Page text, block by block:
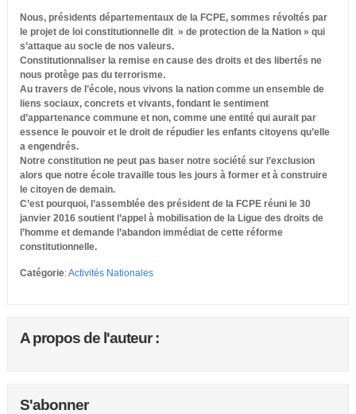
Nous, présidents départementaux de la FCPE, sommes révoltés par
le projet de loi constitutionnelle dit » de protection de la Nation » qui
s’attaque au socle de nos valeurs.
Constitutionnaliser la remise en cause des droits et des libertés ne
nous protège pas du terrorisme.
Au travers de l’école, nous vivons la nation comme un ensemble de
liens sociaux, concrets et vivants, fondant le sentiment
d’appartenance commune et non, comme une entité qui aurait par
essence le pouvoir et le droit de répudier les enfants citoyens qu’elle
a engendrés.
Notre constitution ne peut pas baser notre société sur l’exclusion
alors que notre école travaille tous les jours à former et à construire
le citoyen de demain.
C’est pourquoi, l’assemblée des président de la FCPE réuni le 30
janvier 2016 soutient l’appel à mobilisation de la Ligue des droits de
l’homme et demande l’abandon immédiat de cette réforme
constitutionnelle.
Catégorie:Activités Nationales
A propos de l'auteur :
S'abonner